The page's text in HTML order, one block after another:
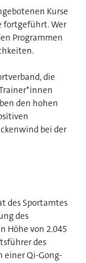
Kurse
fortgeführt. Wer
Programmen
die
den hohen
bei der
des Sportamtes
des
Höhe von 2.045
des
einer Qi-Gong-